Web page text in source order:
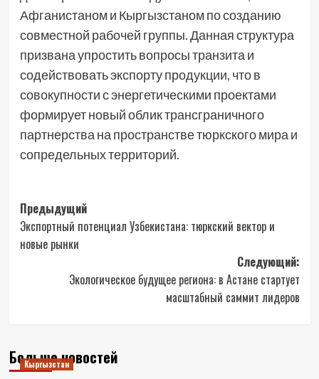
Афганистаном и Кыргызстаном по созданию
совместной рабочей группы. Данная структура
призвана упростить вопросы транзита и
содействовать экспорту продукции, что в
совокупности с энергетическими проектами
формирует новый облик трансграничного
партнерства на пространстве тюркского мира и
сопредельных территорий.
Навигация
записи
Предыдущий
Экспортный потенциал Узбекистана: тюркский вектор и
новые рынки
Следующий:
Экологическое будущее региона: в Астане стартует
масштабный саммит лидеров
Больше новостей
Кыргызстан